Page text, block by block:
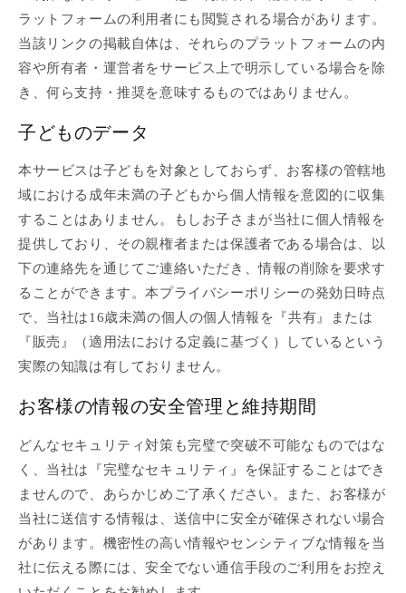
ラットフォームの利用者にも閲覧される場合があります。
当該リンクの掲載自体は、それらのプラットフォームの内
容や所有者・運営者をサービス上で明示している場合を除
き、何ら支持・推奨を意味するものではありません。
子どものデータ
本サービスは子どもを対象としておらず、お客様の管轄地
域における成年未満の子どもから個人情報を意図的に収集
することはありません。もしお子さまが当社に個人情報を
提供しており、その親権者または保護者である場合は、以
下の連絡先を通じてご連絡いただき、情報の削除を要求す
ることができます。本プライバシーポリシーの発効日時点
で、当社は16歳未満の個人の個人情報を『共有』または
『販売』（適用法における定義に基づく）しているという
実際の知識は有しておりません。
お客様の情報の安全管理と維持期間
どんなセキュリティ対策も完璧で突破不可能なものではな
く、当社は『完璧なセキュリティ』を保証することはでき
ませんので、あらかじめご了承ください。また、お客様が
当社に送信する情報は、送信中に安全が確保されない場合
があります。機密性の高い情報やセンシティブな情報を当
社に伝える際には、安全でない通信手段のご利用をお控え